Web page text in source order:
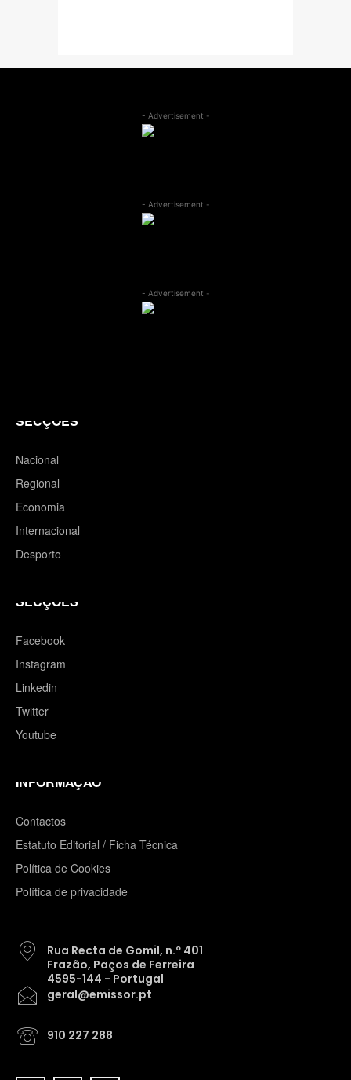
- Advertisement -
- Advertisement -
- Advertisement -
SECÇÕES
Nacional
Regional
Economia
Internacional
Desporto
SECÇÕES
Facebook
Instagram
Linkedin
Twitter
Youtube
INFORMAÇÃO
Contactos
Estatuto Editorial / Ficha Técnica
Política de Cookies
Política de privacidade
Rua Recta de Gomil, n.º 401
Frazão, Paços de Ferreira
4595-144 - Portugal
geral@emissor.pt
910 227 288